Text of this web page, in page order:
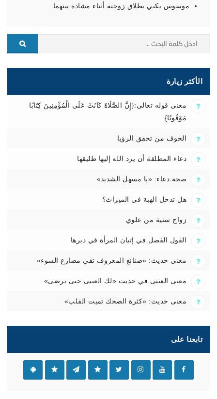
موسوس يكني بطلاق زوجته أثناء مشادة بينهما
الأكثر زيارة
معنى قوله تعالى:{إِنَّ الصَّلَاةَ كَانَتْ عَلَى الْمُؤْمِنِينَ كِتَابًا
مَوْقُوتًا}
الخوف من تحقق الرؤيا
دعاء المطلقة أن يرد الله إليها طليقها
صحة دعاء: «يا مسهل الشديد»
هل تدخل الهبة في الميراث؟
زواج سنية من علوي
القول الفصل في إتيان المرأة في دبرها
معنى حديث: «صنائع المعروف تقي مصارع السوء»
معنى العتبى في حديث «لك العتبى حتى ترضى»
معنى حديث: «كثرة الضحك تميت القلب»
تابعنا على